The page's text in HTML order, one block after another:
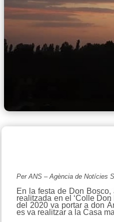
Per ANS – Agència de Notícies
En la festa de Don
realitzada en el ‘Colle
del 2020 va portar a don
es va realitzar a la Casa